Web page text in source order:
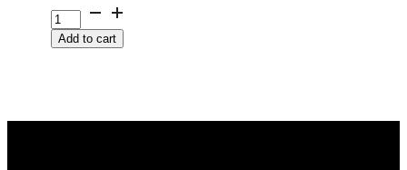
195/65R15
ROADHAWK
91H
Add to cart